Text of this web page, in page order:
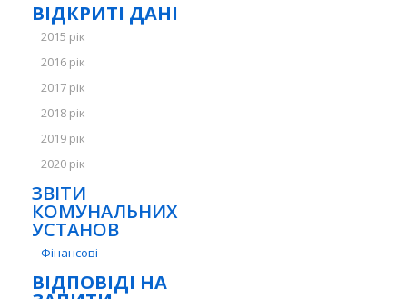
ВІДКРИТІ ДАНІ
2015 рік
2016 рік
2017 рік
2018 рік
2019 рік
2020 рік
ЗВІТИ
КОМУНАЛЬНИХ
УСТАНОВ
Фінансові
ВІДПОВІДІ НА